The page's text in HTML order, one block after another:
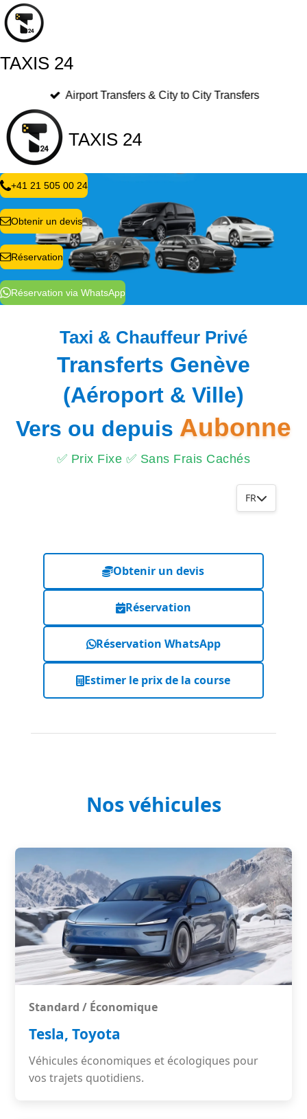
Passer
au
contenu
TAXIS 24
Airport Transfers & City to City Transfers
TAXIS 24
+41 21 505 00 24
Obtenir un devis
Réservation
Réservation via WhatsApp
Taxi & Chauffeur Privé
Transferts Genève
(Aéroport & Ville)
Vers ou depuis Aubonne
✅ Prix Fixe ✅ Sans Frais Cachés
FR
Obtenir un devis
Réservation
Réservation WhatsApp
Estimer le prix de la course
Nos véhicules
Standard / Économique
Tesla, Toyota
Véhicules économiques et écologiques pour
vos trajets quotidiens.